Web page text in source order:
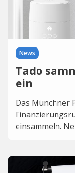
News
Tado
ein
Das Münchner
einsammeln.